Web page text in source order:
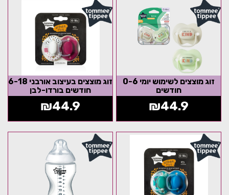
זוג מוצצים לשימוש יומי 0-6
חודשים
₪44.9
זוג מוצצים בעיצוב אורבני 6-18
חודשים בורדו-לבן
₪44.9